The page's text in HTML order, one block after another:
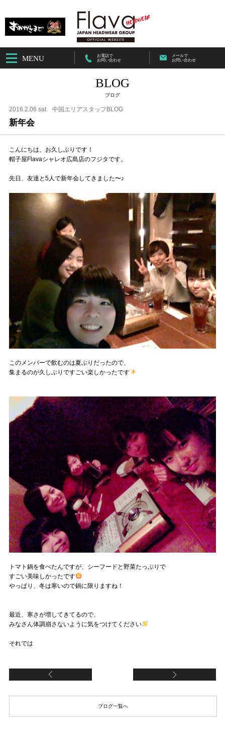
MENU
お電話で
お問い合わせ
メールで
お問い合わせ
BLOG
ブログ
2016.2.06 sat 中国エリアスタッフBLOG
新年会
こんにちは、お久しぶりです！
帽子屋Flavaシャレオ広島店のフジタです。
先日、友達と5人で新年会してきました〜♪
このメンバーで飲むのは夏ぶりだったので、
集まるのが久しぶりですごい楽しかったです
トマト鍋を食べたんですが、シーフードと野菜たっぷりで
すごい美味しかったです
やっぱり、冬は寒いので鍋に限りますね！
最近、寒さが増してきてるので、
みなさん体調崩さないように気をつけてください
それでは
ブログ一覧へ